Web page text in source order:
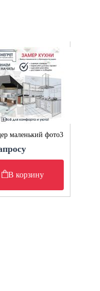
маленький фото3
В корзину